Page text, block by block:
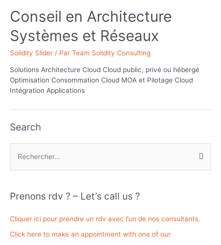
Conseil en Architecture
Systèmes et Réseaux
Solidity Slider / Par Team Solidity Consulting
Solutions Architecture Cloud Cloud public, privé ou hébergé
Optimisation Consommation Cloud MOA et Pilotage Cloud
Intégration Applications
Search
r
Prenons rdv ? – Let’s call us ?
Cliquer ici pour prendre un rdv avec l’un de nos consultants.
Click here to make an appointment with one of our